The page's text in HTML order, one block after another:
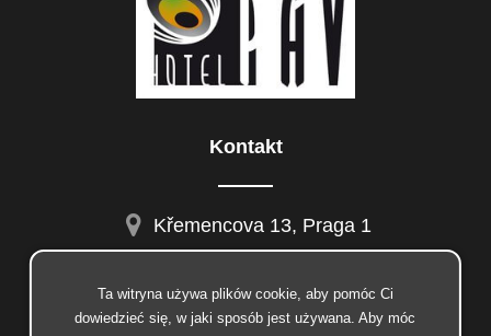
Kontakt
Křemencova 13, Praga 1
Ta witryna używa plików cookie, aby pomóc Ci
dowiedzieć się, w jaki sposób jest używana. Aby móc